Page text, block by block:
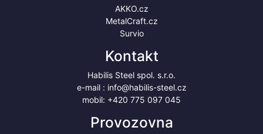
AKKO.cz
MetalCraft.cz
Survio
Kontakt
Habilis Steel spol. s.r.o.
e-mail : info@habilis-steel.cz
mobil: +420 775 097 045
Provozovna